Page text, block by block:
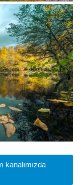
kanalımızda